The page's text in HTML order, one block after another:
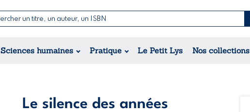
Sciences humaines Pratique Le Petit Lys Nos collections
Romance
Jeunesse
Nouvelles & Contes
Théâtre
Le silence des années